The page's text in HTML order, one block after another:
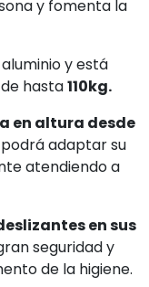
y fomenta la
y está
hasta110kg.
en altura desde
adaptar su
atendiendo a
en sus
seguridad y
de la higiene.